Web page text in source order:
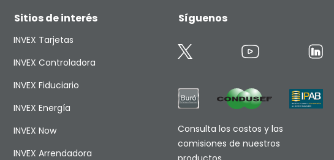
Sitios de interés
INVEX Tarjetas
INVEX Controladora
INVEX Fiduciario
INVEX Energía
INVEX Now
INVEX Arrendadora
Síguenos
Consulta los costos y las
comisiones de nuestros